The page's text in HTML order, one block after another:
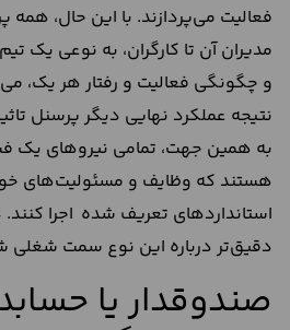
فعالیت می‌پردازند. با این حال،
مدیران آن تا کارگران، به نوعی یک
و چگونگی فعالیت و رفتار هر یک،
نتیجه عملکرد نهایی دیگر پرسنل
به همین جهت، تمامی نیروهای
هستند که وظایف و مسئولیت‌های
استانداردهای تعریف شده اجرا
دقیق‌تر درباره این نوع سمت شغلی
صندوقدار یا